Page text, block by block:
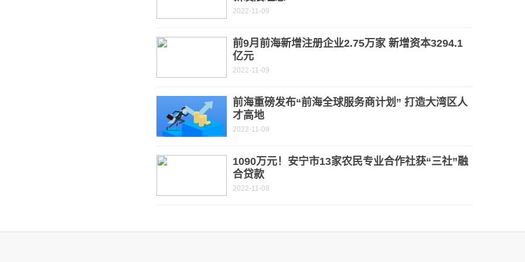
2022-11-09
前9月前海新增注册企业2.75万家 新增资本3294.1
亿元
2022-11-09
前海重磅发布“前海全球服务商计划” 打造大湾区人
才高地
2022-11-09
1090万元！安宁市13家农民专业合作社获“三社”融
合贷款
2022-11-08